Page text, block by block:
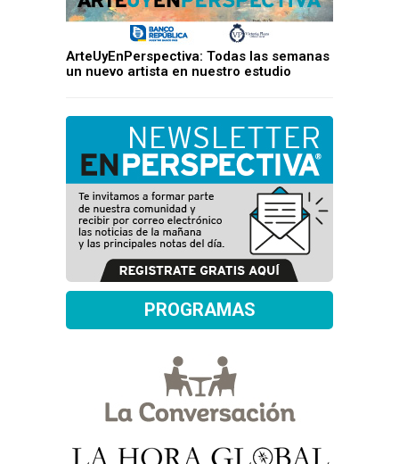
ArteUyEnPerspectiva: Todas las semanas
un nuevo artista en nuestro estudio
PROGRAMAS